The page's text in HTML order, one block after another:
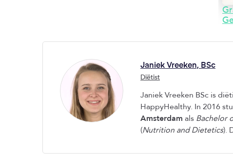
Janiek Vreeken, BSc
Diëtist
Janiek Vreeken BSc is
HappyHealthy. In 2016
Amsterdam als Bachelor
(Nutrition and Dietetics).